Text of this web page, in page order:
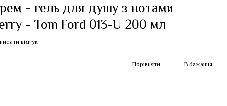
- гель для душу з нотами
- Tom Ford 013-U 200 мл
відгук
Порівняти В бажання